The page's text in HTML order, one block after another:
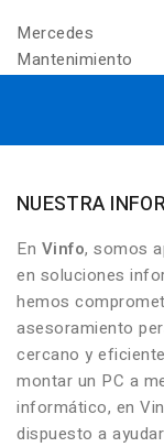
Mercedes
Mantenimiento
NUESTRA
En Vinfo, somos
en soluciones
hemos
asesoramiento
cercano y
montar un PC a
informático, en
dispuesto a